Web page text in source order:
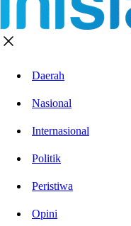
Daerah
Nasional
Internasional
Politik
Peristiwa
Opini